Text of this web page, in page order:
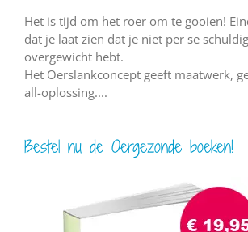
Het is tijd om het roer om te gooien!
dat je laat zien dat je niet per se
overgewicht hebt.
Het Oerslankconcept geeft maatwerk,
all-oplossing....
Bestel nu de Oergezonde boeken!